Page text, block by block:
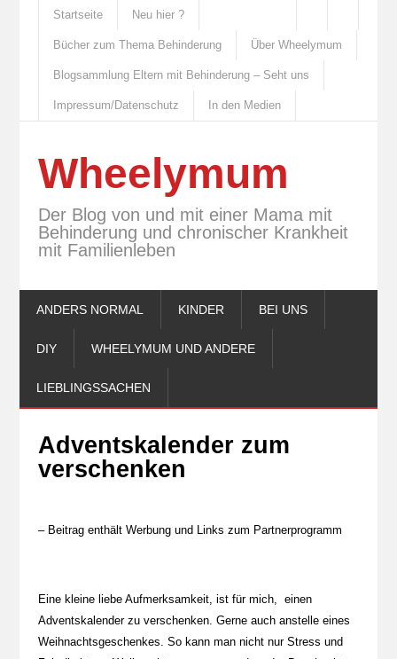
Startseite Neu hier ?
Bücher zum Thema Behinderung Über Wheelymum
Blogsammlung Eltern mit Behinderung – Seht uns
Impressum/Datenschutz In den Medien
Wheelymum
Der Blog von und mit einer Mama mit
Behinderung und chronischer Krankheit
mit Familienleben
ANDERS NORMAL KINDER BEI UNS
DIY WHEELYMUM UND ANDERE
LIEBLINGSSACHEN
Adventskalender zum
verschenken
– Beitrag enthält Werbung und Links zum Partnerprogramm
Eine kleine liebe Aufmerksamkeit, ist für mich, einen
Adventskalender zu verschenken. Gerne auch anstelle eines
Weihnachtsgeschenkes. So kann man nicht nur Stress und